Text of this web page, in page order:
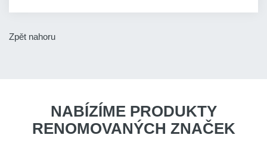
Zpět nahoru
NABÍZÍME PRODUKTY
RENOMOVANÝCH ZNAČEK